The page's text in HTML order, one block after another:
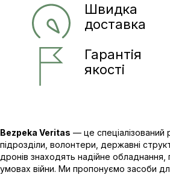
Швидка
доставка
Гарантія
якості
Bezpeka Veritas — це спеціалізований
підрозділи, волонтери, державні
дронів знаходять надійне
умовах війни. Ми пропонуємо засоби